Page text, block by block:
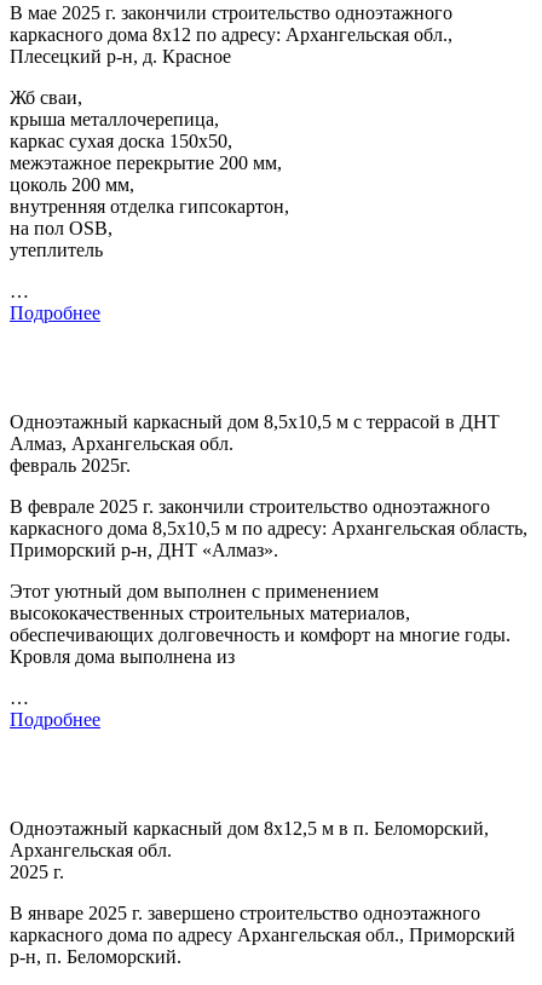
В мае 2025 г. закончили строительство одноэтажного
каркасного дома 8х12 по адресу: Архангельская обл.,
Плесецкий р-н, д. Красное
Жб сваи,
крыша металлочерепица,
каркас сухая доска 150х50,
межэтажное перекрытие 200 мм,
цоколь 200 мм,
внутренняя отделка гипсокартон,
на пол OSB,
утеплитель
…
Подробнее
Одноэтажный каркасный дом 8,5х10,5 м с террасой в ДНТ
Алмаз, Архангельская обл.
февраль 2025г.
В феврале 2025 г. закончили строительство одноэтажного
каркасного дома 8,5х10,5 м по адресу: Архангельская область,
Приморский р-н, ДНТ «Алмаз».
Этот уютный дом выполнен с применением
высококачественных строительных материалов,
обеспечивающих долговечность и комфорт на многие годы.
Кровля дома выполнена из
…
Подробнее
Одноэтажный каркасный дом 8х12,5 м в п. Беломорский,
Архангельская обл.
2025 г.
В январе 2025 г. завершено строительство одноэтажного
каркасного дома по адресу Архангельская обл., Приморский
р-н, п. Беломорский.